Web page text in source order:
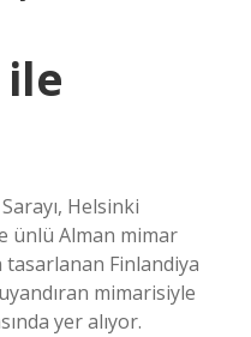
Helsinki
ünlü Alman mimar
tasarlanan Finlandiya
mimarisiyle
yer alıyor.